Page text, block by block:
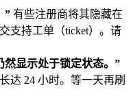
” 有些注册商将其隐藏在
支持工单（ticket）。请
然显示处于锁定状态。”
达 24 小时。等一天再刷